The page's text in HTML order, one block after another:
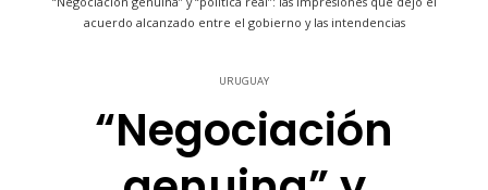
acuerdo alcanzado entre el gobierno y las intendencias
URUGUAY
“Negociación